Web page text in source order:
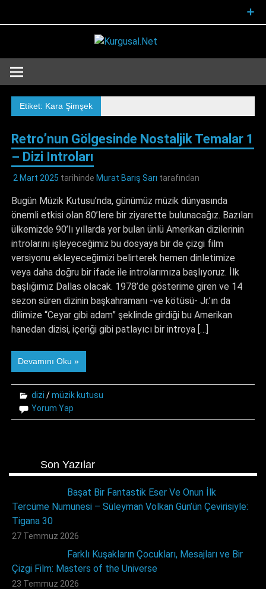
Senin Kurgun, Senin Dünyan…
Etiket: Kara Şimşek
Retro’nun Gölgesinde Nostaljik Temalar 1
– Dizi Introları
2 Mart 2025 tarihinde Murat Barış Sarı tarafından
Bugün Müzik Kutusu’nda, günümüz müzik dünyasında
önemli etkisi olan 80’lere bir ziyarette bulunacağız. Bazıları
ülkemizde 90’lı yıllarda yer bulan ünlü Amerikan dizilerinin
introlarını işleyeceğimiz bu dosyaya bir de çizgi film
versiyonu ekleyeceğimizi belirterek hemen dinletimize
veya daha doğru bir ifade ile introlarımıza başlıyoruz. İlk
başlığımız Dallas olacak. 1978’de gösterime giren ve 14
sezon süren dizinin başkahramanı -ve kötüsü- Jr.’ın da
dilimize “Ceyar gibi adam” şeklinde girdiği bu Amerikan
hanedan dizisi, içeriği gibi patlayıcı bir introya […]
Devamını Oku »
dizi /müzik kutusu
Yorum Yap
Son Yazılar
Başat Bir Fantastik Eser Ve Onun İlk
Tercüme Numunesi – Süleyman Volkan Gün’ün Çevirisiyle:
Tigana 30
27 Temmuz 2026
Farklı Kuşakların Çocukları, Mesajları ve Bir
Çizgi Film: Masters of the Universe
23 Temmuz 2026